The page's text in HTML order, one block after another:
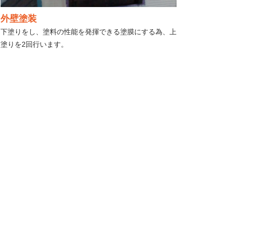
外壁塗装
下塗りをし、塗料の性能を発揮できる塗膜にする為、上
塗りを2回行います。